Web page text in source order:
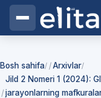
Bosh sahifa/ Arxivlar/
Jild 2 Nomeri 1 (2024):
jarayonlarning